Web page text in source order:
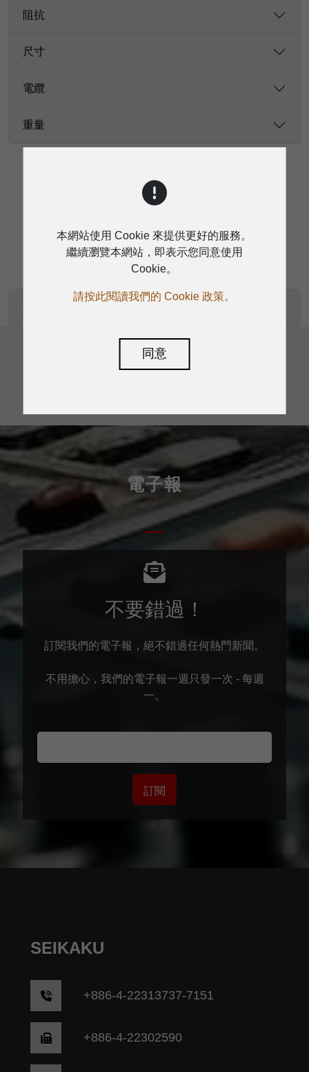
阻抗
尺寸
電纜
重量
使用手冊-EN
返回
電子報
不要錯過！
訂閱我們的電子報，絕不錯過任何熱門新聞。
不用擔心，我們的電子報一週只發一次 - 每週
一。
訂閱
SEIKAKU
+886-4-22313737-7151
+886-4-22302590
本網站使用 Cookie 來提供更好的服務。
繼續瀏覽本網站，即表示您同意使用
Cookie。
請按此閱讀我們的 Cookie 政策。
同意